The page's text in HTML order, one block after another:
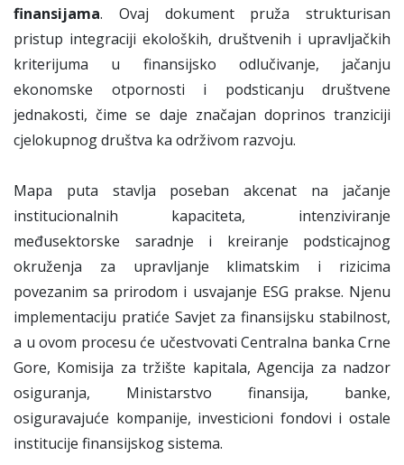
finansijama. Ovaj dokument pruža strukturisan
pristup integraciji ekoloških, društvenih i upravljačkih
kriterijuma u finansijsko odlučivanje, jačanju
ekonomske otpornosti i podsticanju društvene
jednakosti, čime se daje značajan doprinos tranziciji
cjelokupnog društva ka održivom razvoju.
Mapa puta stavlja poseban akcenat na jačanje
institucionalnih kapaciteta, intenziviranje
međusektorske saradnje i kreiranje podsticajnog
okruženja za upravljanje klimatskim i rizicima
povezanim sa prirodom i usvajanje ESG prakse. Njenu
implementaciju pratiće Savjet za finansijsku stabilnost,
a u ovom procesu će učestvovati Centralna banka Crne
Gore, Komisija za tržište kapitala, Agencija za nadzor
osiguranja, Ministarstvo finansija, banke,
osiguravajuće kompanije, investicioni fondovi i ostale
institucije finansijskog sistema.